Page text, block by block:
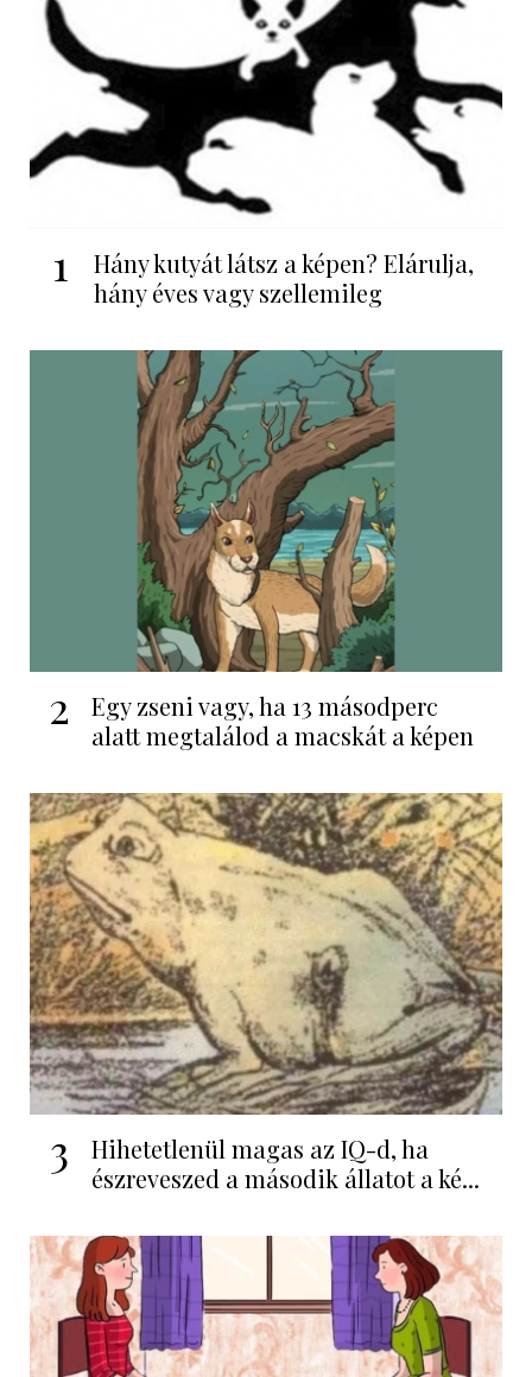
1
Hány kutyát látsz a képen? Elárulja,
hány éves vagy szellemileg
2
Egy zseni vagy, ha 13 másodperc
alatt megtalálod a macskát a képen
3
Hihetetlenül magas az IQ-d, ha
észreveszed a második állatot a ké...